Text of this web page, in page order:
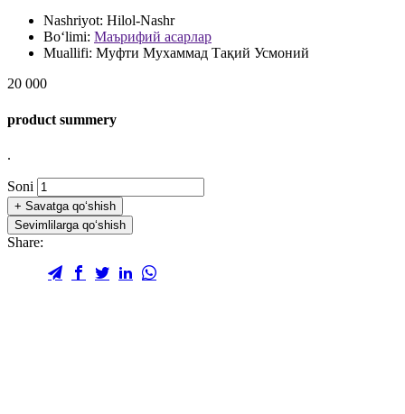
Nashriyot: Hilol-Nashr
Bo‘limi: Маърифий асарлар
Muallifi: Муфти Мухаммад Тақий Усмоний
20 000
product summery
.
Soni
+ Savatga qo‘shish
Sevimlilarga qo‘shish
Share: